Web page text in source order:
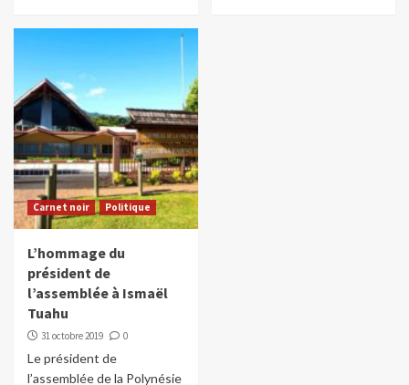
Carnet noir Politique
L’hommage du
président de
l’assemblée à Ismaël
Tuahu
31 octobre 2019 0
Le président de
l’assemblée de la Polynésie